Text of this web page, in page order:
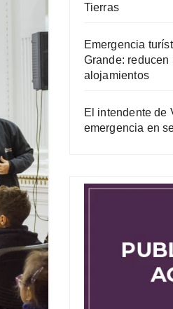
Tierras
Emergencia
Grande: reducen
alojamientos
El intendente de
emergencia en